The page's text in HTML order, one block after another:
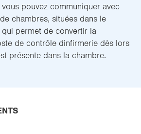
pouvez communiquer avec
chambres, situées dans le
permet de convertir la
de contrôle dinfirmerie dès lors
présente dans la chambre.